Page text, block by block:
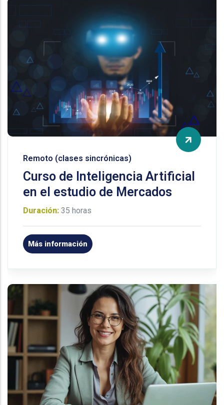
Remoto (clases sincrónicas)
Curso de Inteligencia Artificial
en el estudio de Mercados
Duración: 35 horas
Más información